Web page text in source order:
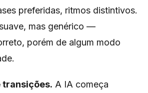
preferidas, ritmos distintivos.
mas genérico —
porém de algum modo
transições. A IA começa